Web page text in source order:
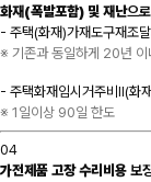
화재(폭발포함) 및 재난으
- 주택(화재)가재도구재조
※ 기존과 동일하게 20년 이
- 주택화재임시거주비Ⅱ(화
※ 1일이상 90일 한도
04
가전제품 고장 수리비용 보